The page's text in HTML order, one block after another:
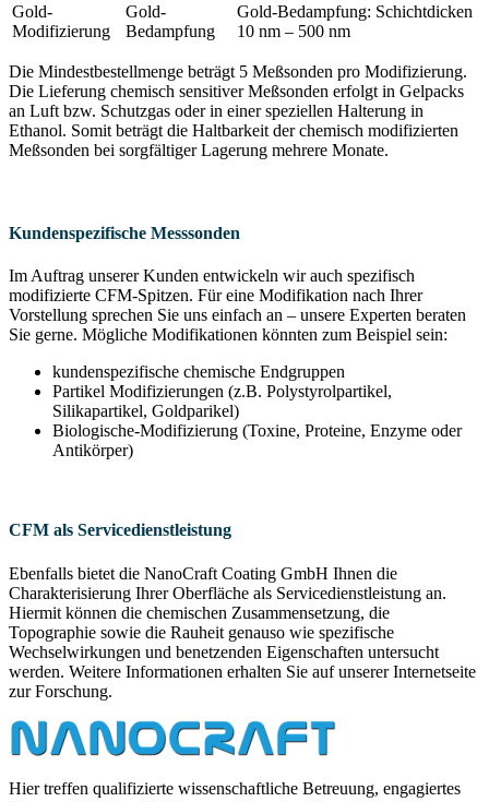
Gold-
Modifizierung
Gold-
Bedampfung
Gold-Bedampfung: Schichtdicken
10 nm – 500 nm
Die Mindestbestellmenge beträgt 5 Meßsonden pro Modifizierung.
Die Lieferung chemisch sensitiver Meßsonden erfolgt in Gelpacks
an Luft bzw. Schutzgas oder in einer speziellen Halterung in
Ethanol. Somit beträgt die Haltbarkeit der chemisch modifizierten
Meßsonden bei sorgfältiger Lagerung mehrere Monate.
Kundenspezifische Messsonden
Im Auftrag unserer Kunden entwickeln wir auch spezifisch
modifizierte CFM-Spitzen. Für eine Modifikation nach Ihrer
Vorstellung sprechen Sie uns einfach an – unsere Experten beraten
Sie gerne. Mögliche Modifikationen könnten zum Beispiel sein:
kundenspezifische chemische Endgruppen
Partikel Modifizierungen (z.B. Polystyrolpartikel,
Silikapartikel, Goldparikel)
Biologische-Modifizierung (Toxine, Proteine, Enzyme oder
Antikörper)
CFM als Servicedienstleistung
Ebenfalls bietet die NanoCraft Coating GmbH Ihnen die
Charakterisierung Ihrer Oberfläche als Servicedienstleistung an.
Hiermit können die chemischen Zusammensetzung, die
Topographie sowie die Rauheit genauso wie spezifische
Wechselwirkungen und benetzenden Eigenschaften untersucht
werden. Weitere Informationen erhalten Sie auf unserer Internetseite
zur Forschung.
Hier treffen qualifizierte wissenschaftliche Betreuung, engagiertes